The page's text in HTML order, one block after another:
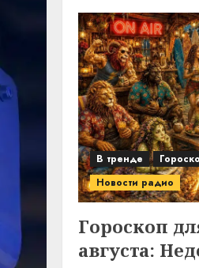
В тренде
Новости радио
Гороскоп
августа: